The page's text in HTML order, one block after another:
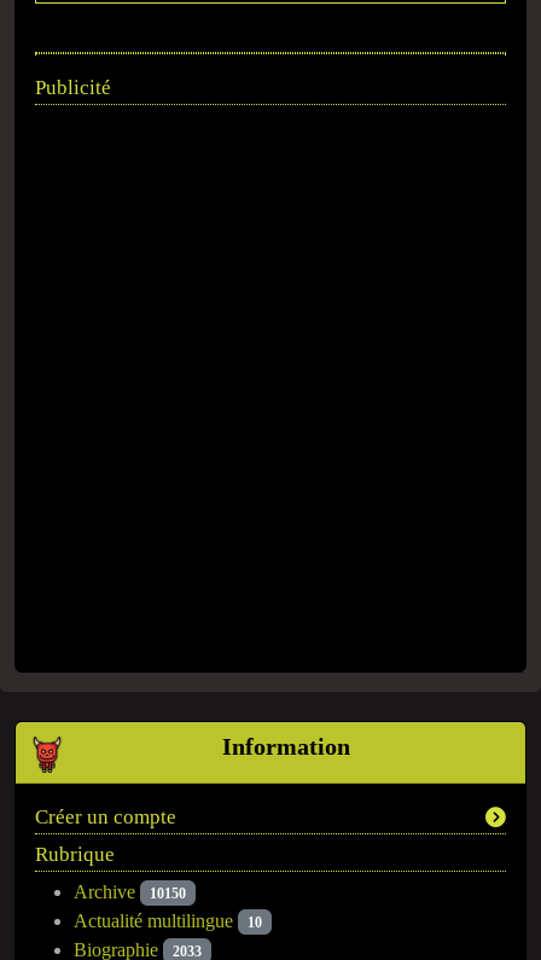
Information
Créer un compte
Rubrique
Archive 10150
Actualité multilingue 10
Biographie 2033
Publicité